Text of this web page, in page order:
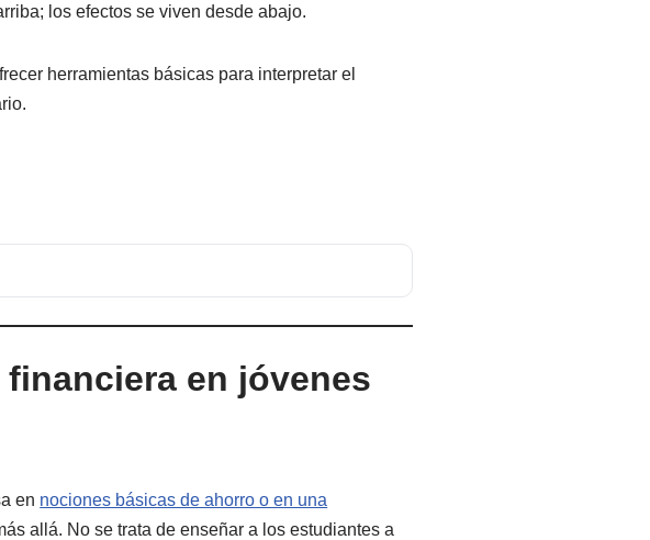
los efectos se viven desde abajo.
herramientas básicas para interpretar el
en jóvenes
en nociones básicas de ahorro o en una
allá. No se trata de enseñar a los estudiantes a